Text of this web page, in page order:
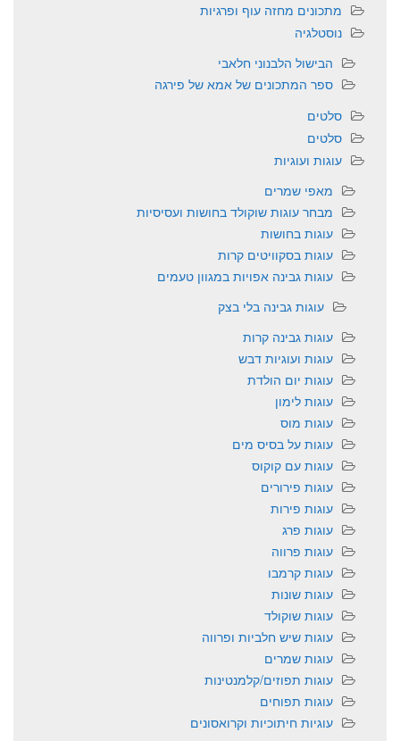
מתכונים מחזה עוף ופרגיות
נוסטלגיה
הבישול הלבנוני חלאבי
ספר המתכונים של אמא של פירגה
סלטים
סלטים
עוגות ועוגיות
מאפי שמרים
מבחר עוגות שוקולד בחושות ועסיסיות
עוגות בחושות
עוגות בסקוויטים קרות
עוגות גבינה אפויות במגוון טעמים
עוגות גבינה בלי בצק
עוגות גבינה קרות
עוגות ועוגיות דבש
עוגות יום הולדת
עוגות לימון
עוגות מוס
עוגות על בסיס מים
עוגות עם קוקוס
עוגות פירורים
עוגות פירות
עוגות פרג
עוגות פרווה
עוגות קרמבו
עוגות שונות
עוגות שוקולד
עוגות שיש חלביות ופרווה
עוגות שמרים
עוגות תפוזים/קלמנטינות
עוגות תפוחים
עוגיות חיתוכיות וקרואסונים